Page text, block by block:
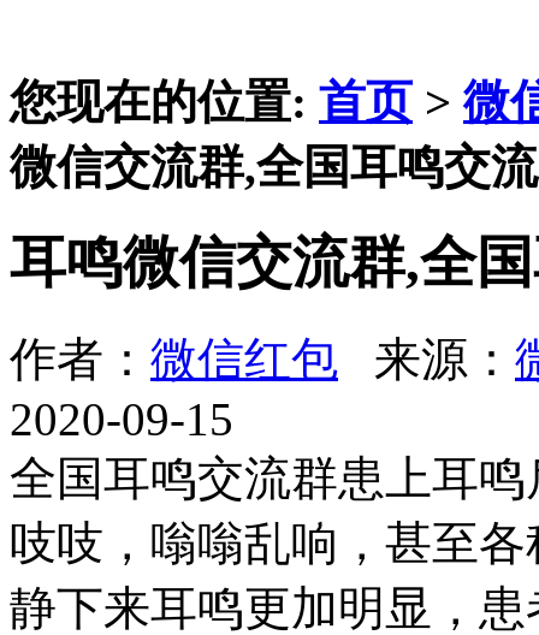
您现在的位置: 首页 >微
微信交流群,全国耳鸣交
耳鸣微信交流群,全
作者： 微信红包 来源：
2020-09-15
全国耳鸣交流群患上耳
吱吱，嗡嗡乱响，甚至
静下来耳鸣更加明显，